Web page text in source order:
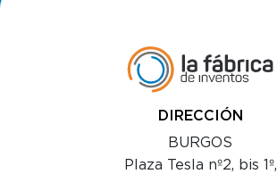
DIRECCIÓN
BURGOS
Plaza Tesla nº2, bis 1º,